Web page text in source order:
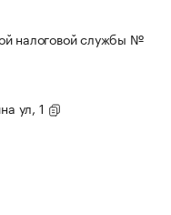
налоговой службы №
ул, 1